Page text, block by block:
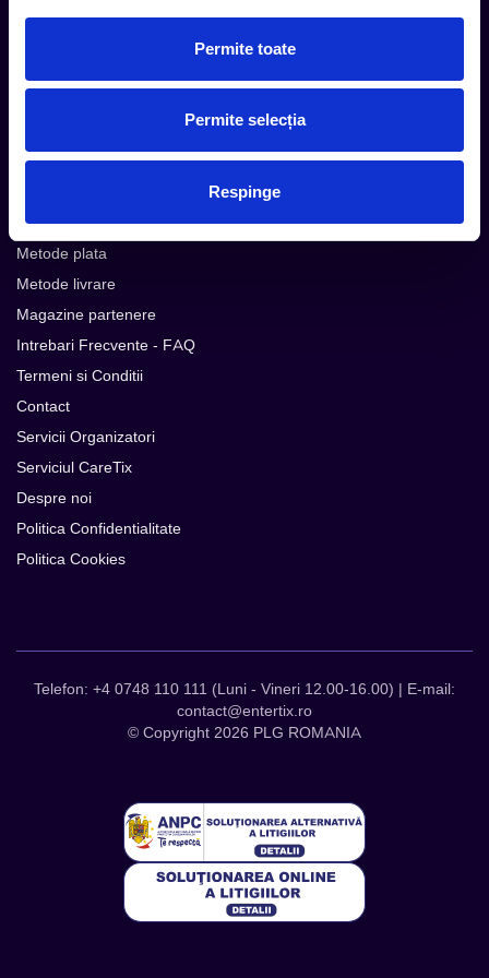
Permite toate
Permite selecția
Respinge
Cum comand
Metode plata
Metode livrare
Magazine partenere
Intrebari Frecvente - FAQ
Termeni si Conditii
Contact
Servicii Organizatori
Serviciul CareTix
Despre noi
Politica Confidentialitate
Politica Cookies
Telefon: +4 0748 110 111 (Luni - Vineri 12.00-16.00) | E-mail:
contact@entertix.ro
© Copyright 2026 PLG ROMANIA